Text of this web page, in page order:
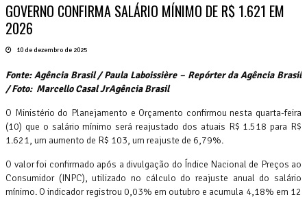
GOVERNO CONFIRMA SALÁRIO MÍNIMO DE R$ 1.621 EM
2026
10 de dezembro de 2025
Fonte: Agência Brasil / Paula Laboissière – Repórter da Agência Brasil
/ Foto: Marcello Casal JrAgência Brasil
O Ministério do Planejamento e Orçamento confirmou nesta quarta-feira
(10) que o salário mínimo será reajustado dos atuais R$ 1.518 para R$
1.621, um aumento de R$ 103, um reajuste de 6,79%.
O valor foi confirmado após a divulgação do Índice Nacional de Preços ao
Consumidor (INPC), utilizado no cálculo do reajuste anual do salário
mínimo. O indicador registrou 0,03% em outubro e acumula 4,18% em 12